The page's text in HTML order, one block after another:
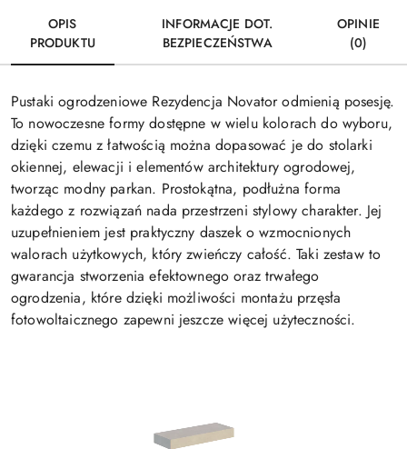
OPIS
PRODUKTU
INFORMACJE DOT.
BEZPIECZEŃSTWA
OPINIE
(0)
Pustaki ogrodzeniowe Rezydencja Novator odmienią posesję.
To nowoczesne formy dostępne w wielu kolorach do wyboru,
dzięki czemu z łatwością można dopasować je do stolarki
okiennej, elewacji i elementów architektury ogrodowej,
tworząc modny parkan. Prostokątna, podłużna forma
każdego z rozwiązań nada przestrzeni stylowy charakter. Jej
uzupełnieniem jest praktyczny daszek o wzmocnionych
walorach użytkowych, który zwieńczy całość. Taki zestaw to
gwarancja stworzenia efektownego oraz trwałego
ogrodzenia, które dzięki możliwości montażu przęsła
fotowoltaicznego zapewni jeszcze więcej użyteczności.